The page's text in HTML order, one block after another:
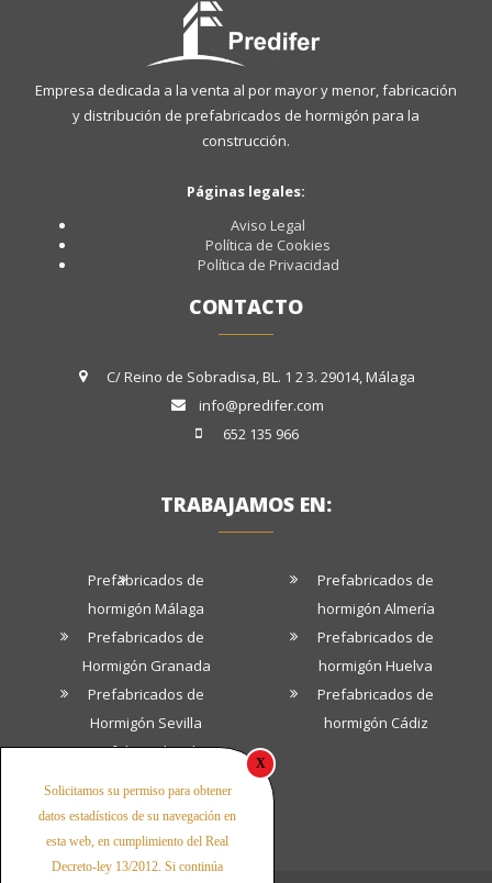
Solicitamos su permiso para obtener
datos estadísticos de su navegación en
esta web, en cumplimiento del Real
Decreto-ley 13/2012. Si continúa
X
Empresa dedicada a la venta al por mayor y menor, fabricación
y distribución de prefabricados de hormigón para la
construcción.
Páginas legales:
Aviso Legal
Política de Cookies
Política de Privacidad
CONTACTO
C/ Reino de Sobradisa, BL. 1 2 3. 29014, Málaga
info@predifer.com
652 135 966
TRABAJAMOS EN:
Prefabricados de
hormigón Málaga
Prefabricados de
Hormigón Granada
Prefabricados de
Hormigón Sevilla
Prefabricados de
Prefabricados de
hormigón Almería
Prefabricados de
hormigón Huelva
Prefabricados de
hormigón Cádiz